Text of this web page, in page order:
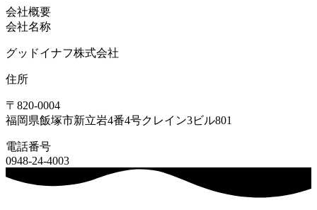
会社概要
会社名称
グッドイナフ株式会社
住所
〒820-0004
福岡県飯塚市新立岩4番4号クレイン3ビル801
電話番号
0948-24-4003